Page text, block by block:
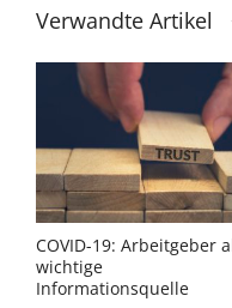
Verwandte Artikel
COVID-19: Arbeitgeber
wichtige
Informationsquelle